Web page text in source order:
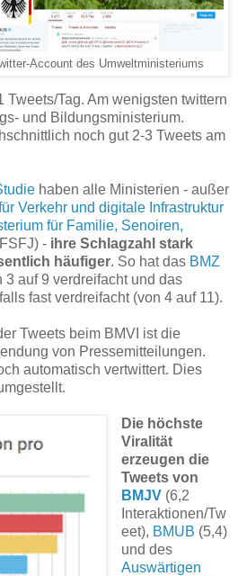
Account des Umweltministeriums
Tweets/Tag. Am wenigsten twittern
und Bildungsministerium.
noch gut 2-3 Tweets am
haben alle Ministerien - außer
Verkehr und digitale Infrastruktur
für Familie, Senoiren,
- ihre Schlagzahl stark
häufiger. So hat das BMZ
auf 9 verdreifacht und das
fast verdreifacht (von 4 auf 11).
Tweets beim BMVI ist die
von Pressemitteilungen.
automatisch vertwittert. Dies
Die höchste
Viralität
erzeugen die
Tweets von
BMJV(6,2
Interaktionen/Tw
eet), BMUB (5,4)
und des
Auswärtigen